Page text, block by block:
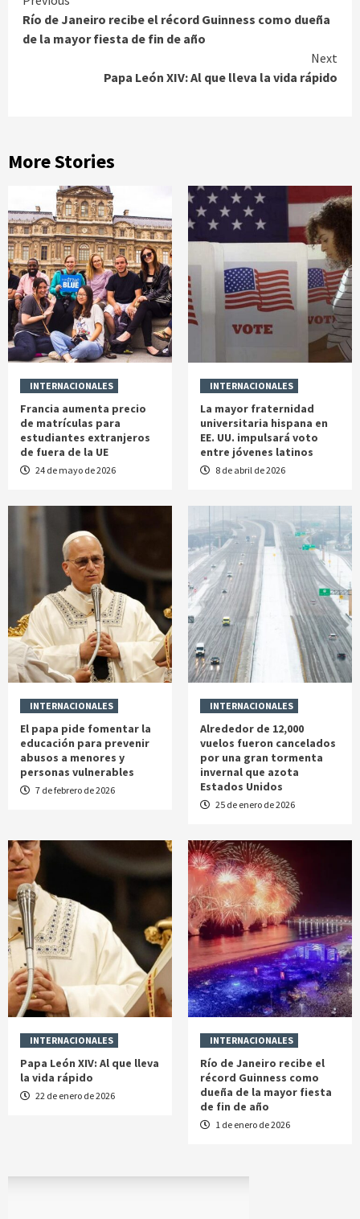
Reading
Río de Janeiro recibe el récord Guinness como dueña
de la mayor fiesta de fin de año
Next
Papa León XIV: Al que lleva la vida rápido
More Stories
INTERNACIONALES
Francia aumenta precio
de matrículas para
estudiantes extranjeros
de fuera de la UE
24 de mayo de 2026
INTERNACIONALES
La mayor fraternidad
universitaria hispana en
EE. UU. impulsará voto
entre jóvenes latinos
8 de abril de 2026
INTERNACIONALES
El papa pide fomentar la
educación para prevenir
abusos a menores y
personas vulnerables
7 de febrero de 2026
INTERNACIONALES
Alrededor de 12,000
vuelos fueron cancelados
por una gran tormenta
invernal que azota
Estados Unidos
25 de enero de 2026
INTERNACIONALES
Papa León XIV: Al que lleva
la vida rápido
22 de enero de 2026
INTERNACIONALES
Río de Janeiro recibe el
récord Guinness como
dueña de la mayor fiesta
de fin de año
1 de enero de 2026